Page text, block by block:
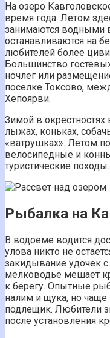
На озеро
время года. Летом
занимаются водными
останавливаются на
любителей более
Большинство
ночлег или
поселке Токсово,
Хепоярви.
Зимой в
лыжах, коньках,
«ватрушках». Летом
велосипедные и
туристические походы.
Рыбалка на
В водоеме водится
улова никто не
закидывание удочек с
мелководье мешает
к берегу. Опытные
налим и щука, но чаще
подлещик. Любители
после установления